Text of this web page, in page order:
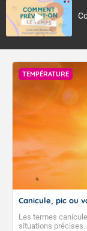
TEMPÉRATURE
Canicule, pic ou
Les termes
situations